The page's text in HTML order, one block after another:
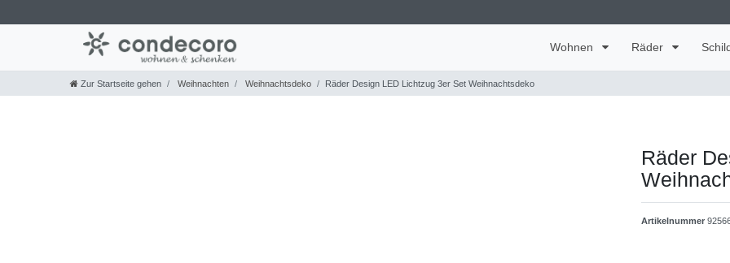
Wohnen Räder
Zur Startseite gehen Weihnachten Weihnachtsdeko Räder Design LED Lichtzug 3er Set Weihnachtsdeko
Räder
Artikelnummer